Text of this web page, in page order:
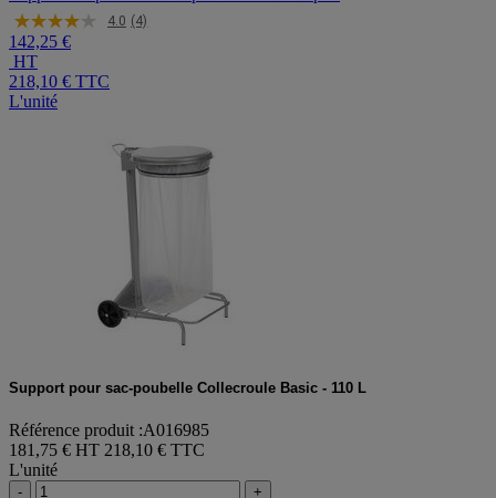
Support sac poubelle à clapet - Manutan Expert
142,25 €
HT
218,10 €
Référence produit :A016985
181,75 € HT
L'unité